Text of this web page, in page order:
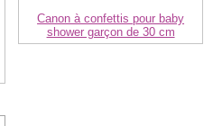
Canon à confettis pour baby
shower garçon de 30 cm